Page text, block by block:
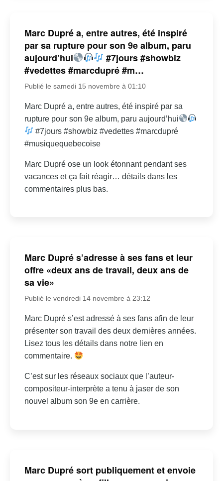
Marc Dupré a, entre autres, été inspiré
par sa rupture pour son 9e album, paru
aujourd’hui
#7jours #showbiz
#vedettes #marcdupré #m…
Publié le samedi 15 novembre à 01:10
Marc Dupré a, entre autres, été inspiré par sa
rupture pour son 9e album, paru aujourd’hui
#7jours #showbiz #vedettes #marcdupré
#musiquequebecoise
Marc Dupré ose un look étonnant pendant ses
vacances et ça fait réagir… détails dans les
commentaires plus bas.
Marc Dupré s’adresse à ses fans et leur
offre «deux ans de travail, deux ans de
sa vie»
Publié le vendredi 14 novembre à 23:12
Marc Dupré s’est adressé à ses fans afin de leur
présenter son travail des deux dernières années.
Lisez tous les détails dans notre lien en
commentaire.
C’est sur les réseaux sociaux que l’auteur-
compositeur-interprète a tenu à jaser de son
nouvel album son 9e en carrière.
Marc Dupré sort publiquement et envoie